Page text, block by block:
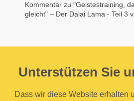
Kommentar zu "Geistestraining,
gleicht" – Der Dalai Lama - Teil 3
Unterstützen Sie
Dass wir diese Website erhalten